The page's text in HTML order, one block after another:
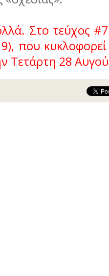
Στο τεύχος
που
Τετάρτη 28